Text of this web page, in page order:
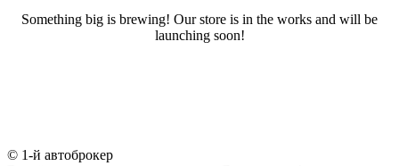
Something big is brewing! Our store is in the works and will be
launching soon!
© 1-й автоброкер